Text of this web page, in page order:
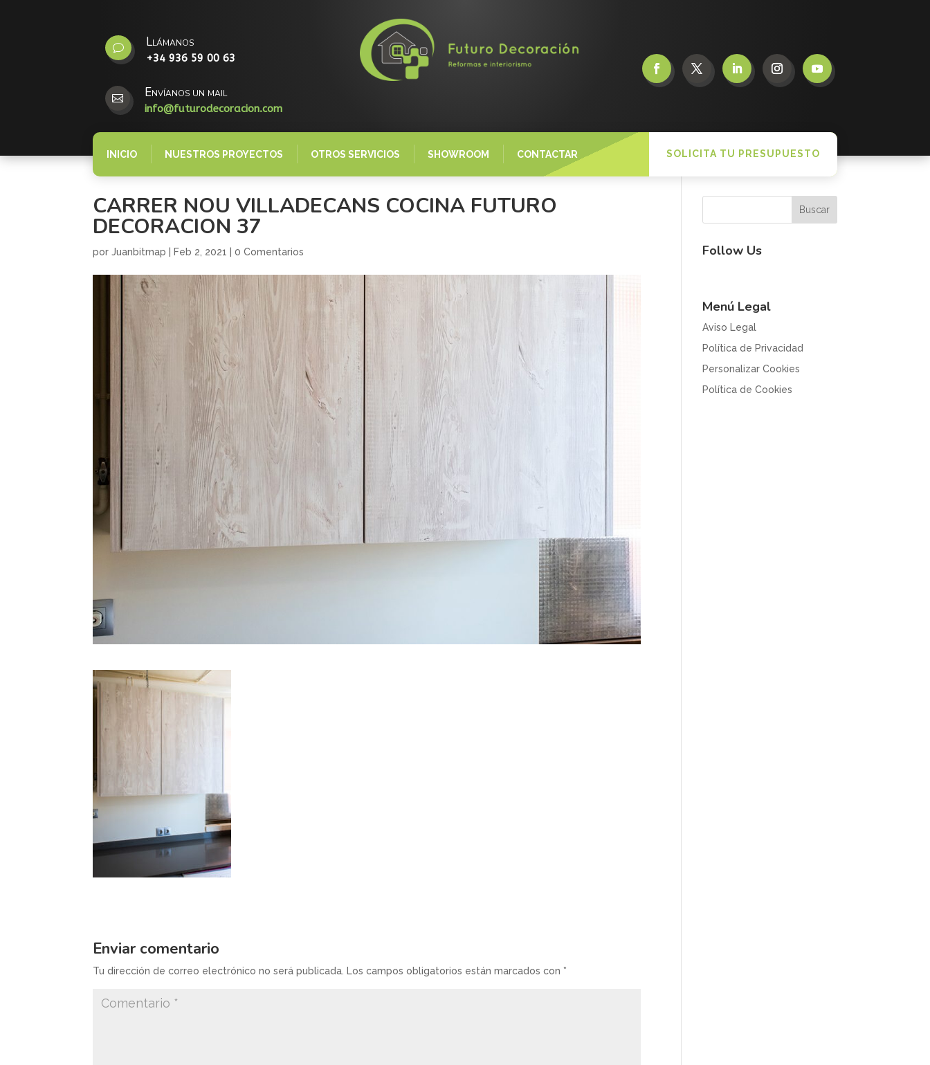
v Llámanos
+34 936 59 00 63
 Envíanos un mail
info@futurodecoracion.com
SOLICITA TU PRESUPUESTO
INICIO NUESTROS PROYECTOS OTROS SERVICIOS SHOWROOM CONTACTAR
CARRER NOU VILLADECANS COCINA FUTURO
DECORACION 37
porJuanbitmap Feb 2, 2021 |0 Comentarios
Enviar comentario
Tu dirección de correo electrónico no será publicada. Los campos obligatorios están marcados con *
Follow Us
Menú Legal
Aviso Legal
Política de Privacidad
Personalizar Cookies
Política de Cookies